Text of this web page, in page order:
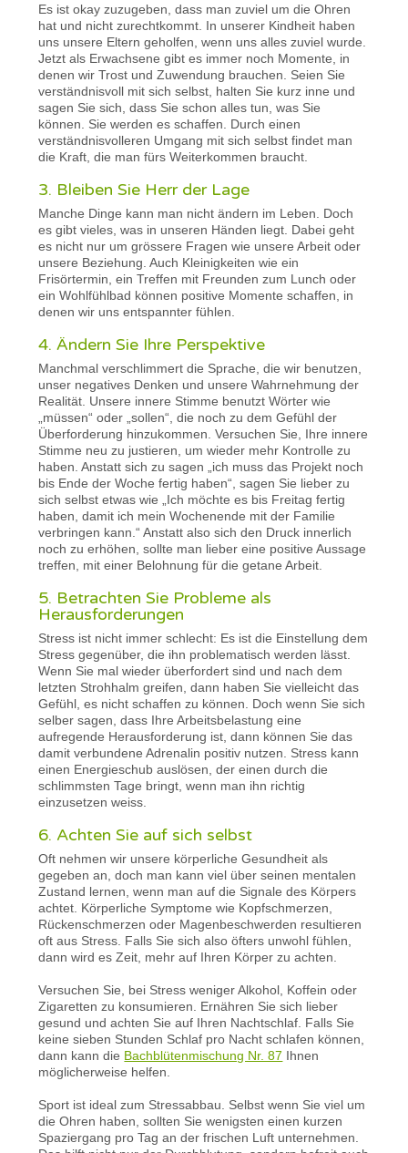
Es ist okay zuzugeben, dass man zuviel um die Ohren
hat und nicht zurechtkommt. In unserer Kindheit haben
uns unsere Eltern geholfen, wenn uns alles zuviel wurde.
Jetzt als Erwachsene gibt es immer noch Momente, in
denen wir Trost und Zuwendung brauchen. Seien Sie
verständnisvoll mit sich selbst, halten Sie kurz inne und
sagen Sie sich, dass Sie schon alles tun, was Sie
können. Sie werden es schaffen. Durch einen
verständnisvolleren Umgang mit sich selbst findet man
die Kraft, die man fürs Weiterkommen braucht.
3. Bleiben Sie Herr der Lage
Manche Dinge kann man nicht ändern im Leben. Doch
es gibt vieles, was in unseren Händen liegt. Dabei geht
es nicht nur um grössere Fragen wie unsere Arbeit oder
unsere Beziehung. Auch Kleinigkeiten wie ein
Frisörtermin, ein Treffen mit Freunden zum Lunch oder
ein Wohlfühlbad können positive Momente schaffen, in
denen wir uns entspannter fühlen.
4. Ändern Sie Ihre Perspektive
Manchmal verschlimmert die Sprache, die wir benutzen,
unser negatives Denken und unsere Wahrnehmung der
Realität. Unsere innere Stimme benutzt Wörter wie
„müssen“ oder „sollen“, die noch zu dem Gefühl der
Überforderung hinzukommen. Versuchen Sie, Ihre innere
Stimme neu zu justieren, um wieder mehr Kontrolle zu
haben. Anstatt sich zu sagen „ich muss das Projekt noch
bis Ende der Woche fertig haben“, sagen Sie lieber zu
sich selbst etwas wie „Ich möchte es bis Freitag fertig
haben, damit ich mein Wochenende mit der Familie
verbringen kann.“ Anstatt also sich den Druck innerlich
noch zu erhöhen, sollte man lieber eine positive Aussage
treffen, mit einer Belohnung für die getane Arbeit.
5. Betrachten Sie Probleme als
Herausforderungen
Stress ist nicht immer schlecht: Es ist die Einstellung dem
Stress gegenüber, die ihn problematisch werden lässt.
Wenn Sie mal wieder überfordert sind und nach dem
letzten Strohhalm greifen, dann haben Sie vielleicht das
Gefühl, es nicht schaffen zu können. Doch wenn Sie sich
selber sagen, dass Ihre Arbeitsbelastung eine
aufregende Herausforderung ist, dann können Sie das
damit verbundene Adrenalin positiv nutzen. Stress kann
einen Energieschub auslösen, der einen durch die
schlimmsten Tage bringt, wenn man ihn richtig
einzusetzen weiss.
6. Achten Sie auf sich selbst
Oft nehmen wir unsere körperliche Gesundheit als
gegeben an, doch man kann viel über seinen mentalen
Zustand lernen, wenn man auf die Signale des Körpers
achtet. Körperliche Symptome wie Kopfschmerzen,
Rückenschmerzen oder Magenbeschwerden resultieren
oft aus Stress. Falls Sie sich also öfters unwohl fühlen,
dann wird es Zeit, mehr auf Ihren Körper zu achten.
Versuchen Sie, bei Stress weniger Alkohol, Koffein oder
Zigaretten zu konsumieren. Ernähren Sie sich lieber
gesund und achten Sie auf Ihren Nachtschlaf. Falls Sie
keine sieben Stunden Schlaf pro Nacht schlafen können,
dann kann die Bachblütenmischung Nr. 87 Ihnen
möglicherweise helfen.
Sport ist ideal zum Stressabbau. Selbst wenn Sie viel um
die Ohren haben, sollten Sie wenigsten einen kurzen
Spaziergang pro Tag an der frischen Luft unternehmen.